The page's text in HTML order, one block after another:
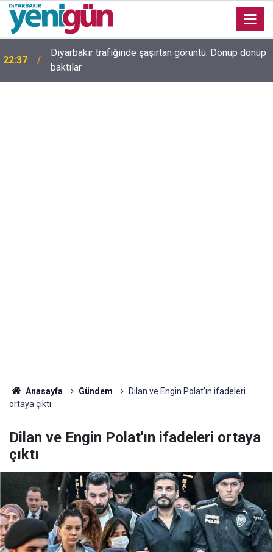
22:37
Diyarbakır trafiğinde şaşırtan görüntü: Dönüp dönüp
baktılar
Anasayfa Gündem
Dilan ve Engin Polat'ın ifadeleri
ortaya çıktı
Dilan ve Engin Polat'ın ifadeleri ortaya
çıktı